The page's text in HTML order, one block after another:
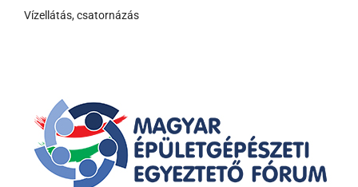
Vízellátás, csatornázás